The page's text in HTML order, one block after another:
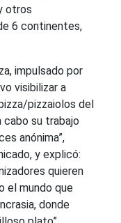
otros
6 continentes,
impulsado por
visibilizar a
pizzaiolos del
cabo su trabajo
anónima”,
y explicó:
quieren
el mundo que
donde